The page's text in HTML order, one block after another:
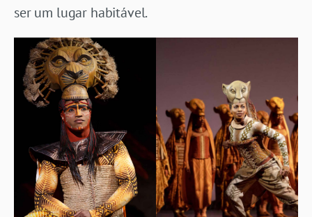
ser um lugar habitável.